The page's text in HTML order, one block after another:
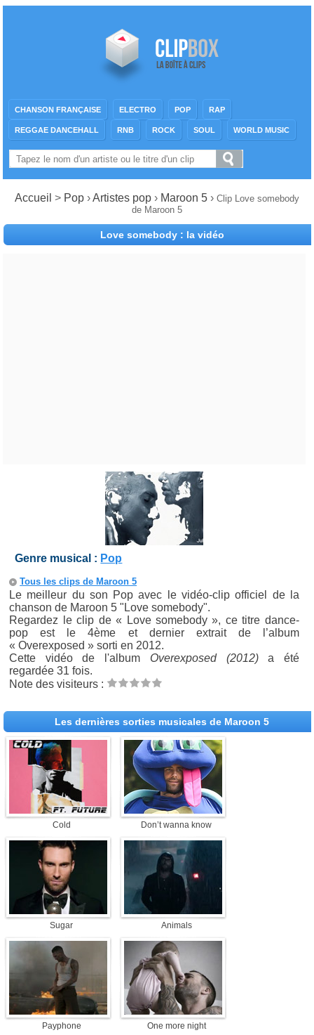
CHANSON FRANÇAISE ELECTRO POP RAP
REGGAE DANCEHALL RNB ROCK SOUL WORLD MUSIC
Accueil > Pop ›Artistes pop › Maroon 5 › Clip Love somebody
de Maroon 5
Love somebody : la vidéo
Genre musical : Pop
Tous les clips de Maroon 5
Le meilleur du son Pop avec le vidéo-clip officiel de la
chanson de Maroon 5 "Love somebody".
Regardez le clip de « Love somebody », ce titre dance-
pop est le 4ème et dernier extrait de l’album
« Overexposed » sorti en 2012.
Cette vidéo de l'album Overexposed (2012)a été
regardée 31 fois.
Note des visiteurs :
Les dernières sorties musicales de Maroon 5
Cold Don’t wanna know
Sugar Animals
Payphone One more night